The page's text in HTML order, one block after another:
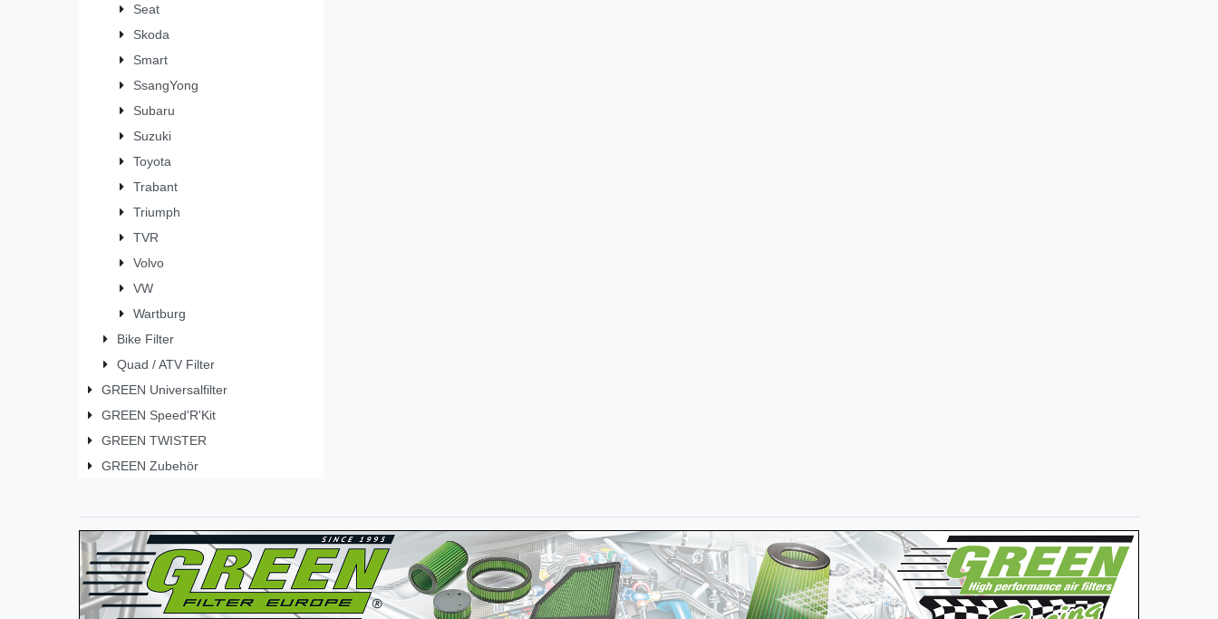
Seat
Skoda
Smart
SsangYong
Subaru
Suzuki
Toyota
Trabant
Triumph
TVR
Volvo
VW
Wartburg
Bike Filter
Quad / ATV Filter
GREEN Universalfilter
GREEN Speed'R'Kit
GREEN TWISTER
GREEN Zubehör